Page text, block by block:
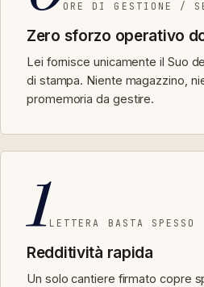
ORE DI GESTIONE /
Zero sforzo operativo
Lei fornisce unicamente il Suo
di stampa. Niente magazzino,
promemoria da gestire.
1LETTERA BASTA SPESSO
Redditività rapida
Un solo cantiere firmato copre